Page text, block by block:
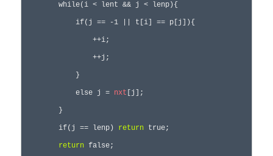
        while(i < lent && j < lenp){
            if(j == -1 || t[i] == p[j]){
                ++i;
                ++j;
            }
            else j =
nxt [j];
        }
        if(j == lenp)
return true;
return false;